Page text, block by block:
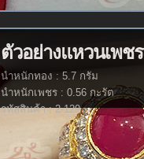
ตัวอย่างแหวนเพชร
นำหนักทอง : 5.7 กรัม
นำหนักเพชร : 0.56 กะรัต
รหัสสินค้า : 2-129